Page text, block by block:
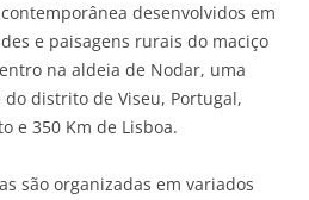
desenvolvidos em
e paisagens rurais do maciço
na aldeia de Nodar, uma
distrito de Viseu, Portugal,
e 350 Km de Lisboa.
são organizadas em variados